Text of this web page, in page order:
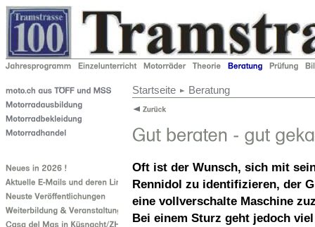
Startseite Beratung
Oft ist der Wunsch, sich mit
Rennidol zu identifizieren, der
eine vollverschalte Maschine
Bei einem Sturz geht jedoch